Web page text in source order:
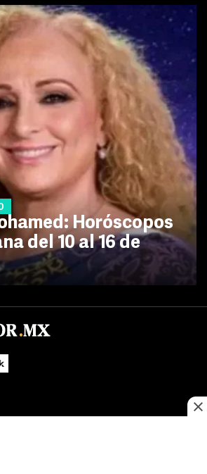
Horóscopos
del 10 al 16 de